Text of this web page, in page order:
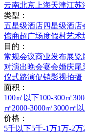
云南北京 上海天津江苏
类型：
五星级酒店四星级酒店
馆商超广场度假村艺术
目的：
常规会议商业发布展览
对演出晚会宴会婚庆尾
仪式路演促销影视拍摄
面积：
100㎡以下100-300㎡
㎡2000-3000㎡3000㎡
价格：
5千以下5千-1万1万-2万